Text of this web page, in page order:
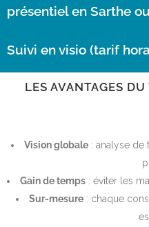
présentiel en Sarthe
Suivi en visio (tarif
LES AVANTAGES
Vision globale: analyse de
Gain de temps : éviter les
Sur-mesure : chaque